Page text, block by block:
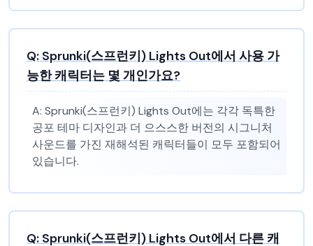
Q: Sprunki(스프런키) Lights Out에서 사용 가
능한 캐릭터는 몇 개인가요?
A: Sprunki(스프런키) Lights Out에는 각각 독특한
공포 테마 디자인과 더 으스스한 버전의 시그니처
사운드를 가진 재해석된 캐릭터들이 모두 포함되어
있습니다.
Q: Sprunki(스프런키) Lights Out에서 다른 캐